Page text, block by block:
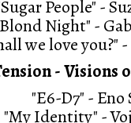
People" -
Night" -
we love you?"
- Visions
"E6-D7" -
"My Identity" -